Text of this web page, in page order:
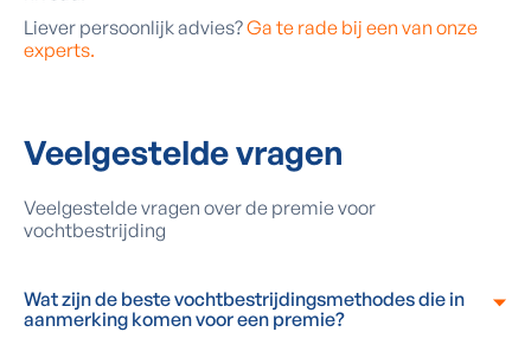
Liever persoonlijk advies?Ga te rade bij een van onze
experts.
Veelgestelde vragen
Veelgestelde vragen over de premie voor
vochtbestrijding
‍Wat zijn de beste vochtbestrijdingsmethodes die in
aanmerking komen voor een premie?